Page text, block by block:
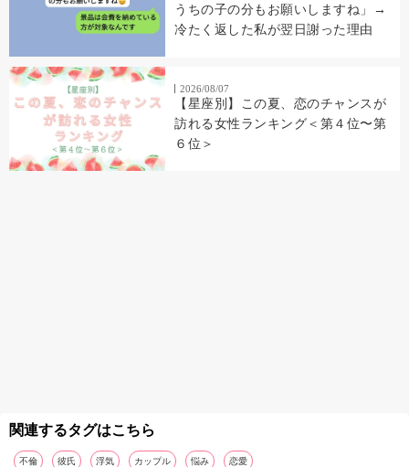
うちの子の分もお願いしますね」→
冷たく返した私が翌日謝った理由
2026/08/07
【星座別】この夏、恋のチャンスが
訪れる女性ランキング＜第４位〜第
６位＞
関連するタグはこちら
不倫 彼氏 浮気 カップル 悩み 恋愛